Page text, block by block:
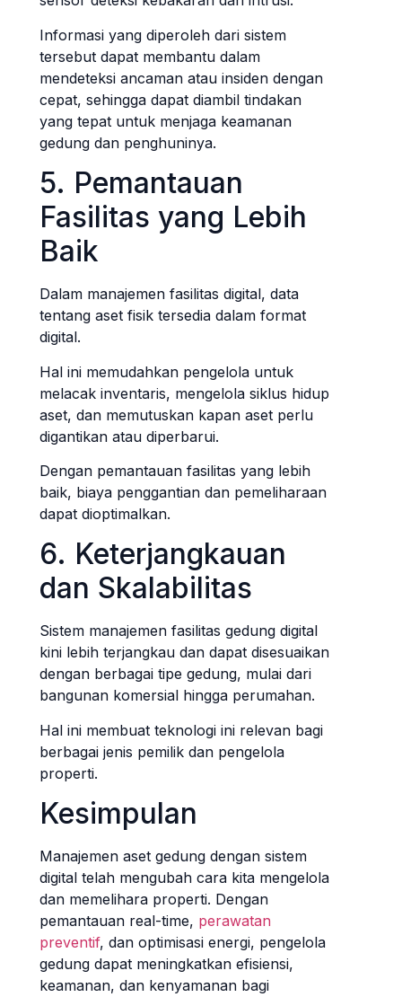
Informasi yang diperoleh dari sistem
tersebut dapat membantu dalam
mendeteksi ancaman atau insiden dengan
cepat, sehingga dapat diambil tindakan
yang tepat untuk menjaga keamanan
gedung dan penghuninya.
5. Pemantauan
Fasilitas yang Lebih
Baik
Dalam manajemen fasilitas digital, data
tentang aset fisik tersedia dalam format
digital.
Hal ini memudahkan pengelola untuk
melacak inventaris, mengelola siklus hidup
aset, dan memutuskan kapan aset perlu
digantikan atau diperbarui.
Dengan pemantauan fasilitas yang lebih
baik, biaya penggantian dan pemeliharaan
dapat dioptimalkan.
6. Keterjangkauan
dan Skalabilitas
Sistem manajemen fasilitas gedung digital
kini lebih terjangkau dan dapat disesuaikan
dengan berbagai tipe gedung, mulai dari
bangunan komersial hingga perumahan.
Hal ini membuat teknologi ini relevan bagi
berbagai jenis pemilik dan pengelola
properti.
Kesimpulan
Manajemen aset gedung dengan sistem
digital telah mengubah cara kita mengelola
dan memelihara properti. Dengan
pemantauan real-time, perawatan
preventif, dan optimisasi energi, pengelola
gedung dapat meningkatkan efisiensi,
keamanan, dan kenyamanan bagi